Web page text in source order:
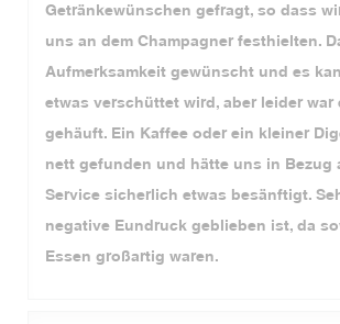
Getränkewünschen gefragt, so dass
uns an dem Champagner festhielten.
Aufmerksamkeit gewünscht und es
etwas verschüttet wird, aber leider war
gehäuft. Ein Kaffee oder ein kleiner
nett gefunden und hätte uns in Bezug
Service sicherlich etwas besänftigt.
negative Eundruck geblieben ist, da
Essen großartig waren.